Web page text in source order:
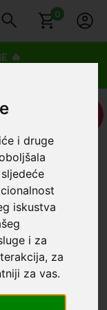
i druge
iskustva
i za
, za
za vas.
0
🔥